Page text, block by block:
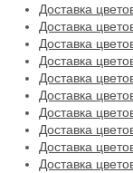
Доставка
Доставка
Доставка
Доставка
Доставка
Доставка
Доставка
Доставка
Доставка
Доставка